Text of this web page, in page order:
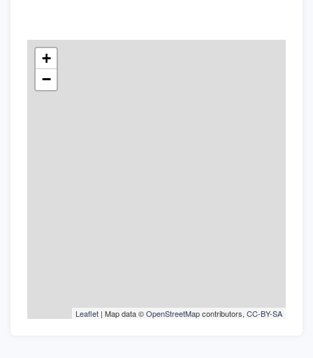
+
−
Leaflet | Map data ©OpenStreetMapcontributors, CC-BY-SA